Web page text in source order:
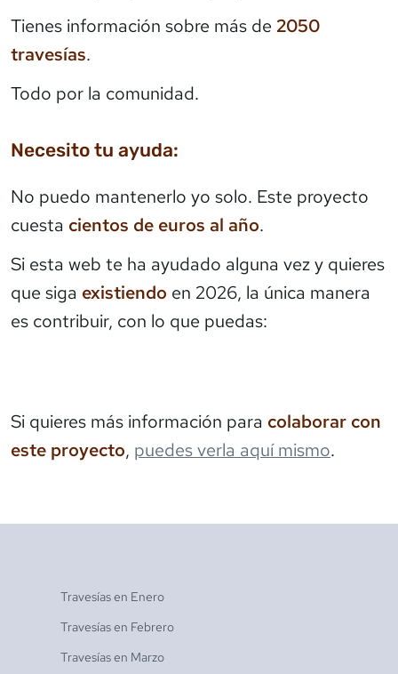
Tienes información sobre más de 2050
travesías.
Todo por la comunidad.
Necesito tu ayuda:
No puedo mantenerlo yo solo. Este proyecto
cuesta cientos de euros al año.
Si esta web te ha ayudado alguna vez y quieres
que siga existiendo en 2026, la única manera
es contribuir, con lo que puedas:
Si quieres más información para colaborar con
este proyecto, puedes verla aquí mismo.
Travesías en Enero
Travesías en Febrero
Travesías en Marzo